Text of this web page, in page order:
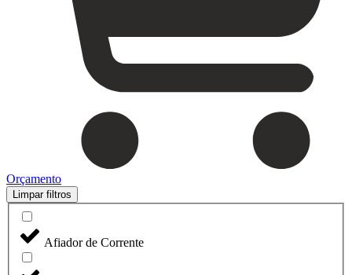
Orçamento
Limpar filtros
Afiador de Corrente